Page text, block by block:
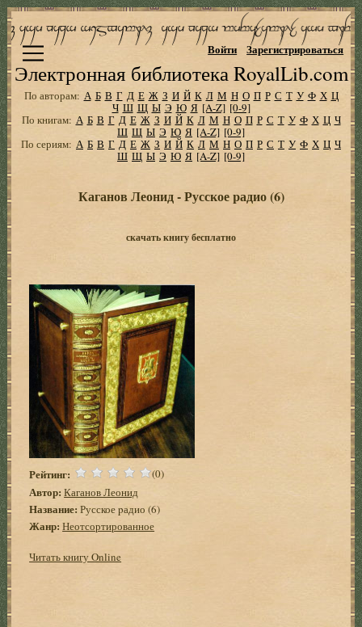
Электронная библиотека RoyalLib.com
Войти Зарегистрироваться
По авторам: А Б В Г Д Е Ж З И Й К Л М Н О П Р С Т У Ф Х Ц
Ч Ш Щ Ы Э Ю Я [A-Z] [0-9]
По книгам: А Б В Г Д Е Ж З И Й К Л М Н О П Р С Т У Ф Х Ц Ч
Ш Щ Ы Э Ю Я [A-Z] [0-9]
По сериям: А Б В Г Д Е Ж З И Й К Л М Н О П Р С Т У Ф Х Ц Ч
Ш Щ Ы Э Ю Я [A-Z] [0-9]
Каганов Леонид - Русское pадио (6)
скачать книгу бесплатно
Рейтинг: (0)
Автор: Каганов Леонид
Название: Русское pадио (6)
Жанр: Неотсортированное
Читать книгу Online